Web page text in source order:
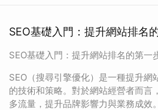
SEO基礎入門：提升網站排名
SEO基礎入門：提升網站排名的第一
SEO（搜尋引擎優化）是一種提升網
的技術和策略。對於網站經營者而言
多流量，提升品牌影響力與業務成效。